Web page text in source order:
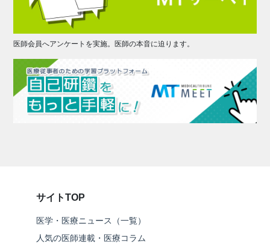
医師会員へアンケートを実施。医師の本音に迫ります。
サイトTOP
医学・医療ニュース（一覧）
人気の医師連載・医療コラム